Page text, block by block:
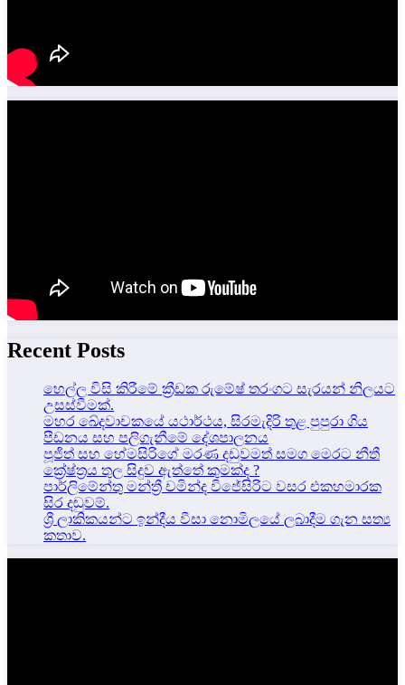
Recent Posts
හෙල්ල විසි කිරීමේ ක්‍රීඩක රුමේෂ් තරංගට සැරයන් නිලයට
උසස්වීමක්.
මහර ඛේදවාචකයේ යථාර්ථය, සිරමැදිරි තුළ පුපුරා ගිය
පීඩනය සහ පලිගැනීමේ දේශපාලනය
පූජිත් සහ හේමසිරිගේ මරණ දඩුවමත් සමග මෙරට නීතී
ක්‍රේෂ්ත්‍රය තුල සිදුව ඇත්තේ කුමක්ද ?
පාර්ලිමේන්තු මන්ත්‍රී චමින්ද විජේසිරිට වසර එකහමාරක
සිර දඬුවම්.
ශ්‍රී ලාකිකයන්ට ඉන්දීය වීසා නොමිලයේ ලබාදීම ගැන සත්‍ය
කතාව.